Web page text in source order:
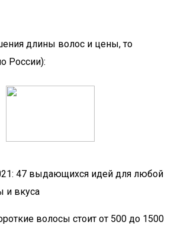
длины волос и цены, то
России):
47 выдающихся идей для любой
и вкуса
волосы стоит от 500 до 1500